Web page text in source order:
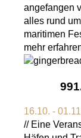
angefangen
alles rund
maritimen
mehr
16.10. -
// Eine